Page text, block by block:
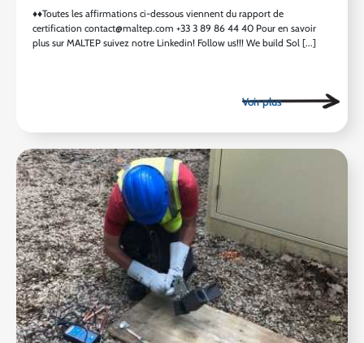
♦♦Toutes les affirmations ci-dessous viennent du rapport de
certification contact@maltep.com +33 3 89 86 44 40 Pour en savoir
plus sur MALTEP suivez notre Linkedin! Follow us!!! We build Sol [...]